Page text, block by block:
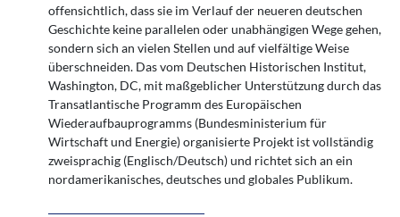
offensichtlich, dass sie im Verlauf der neueren deutschen
Geschichte keine parallelen oder unabhängigen Wege gehen,
sondern sich an vielen Stellen und auf vielfältige Weise
überschneiden. Das vom Deutschen Historischen Institut,
Washington, DC, mit maßgeblicher Unterstützung durch das
Transatlantische Programm des Europäischen
Wiederaufbauprogramms (Bundesministerium für
Wirtschaft und Energie) organisierte Projekt ist vollständig
zweisprachig (Englisch/Deutsch) und richtet sich an ein
nordamerikanisches, deutsches und globales Publikum.